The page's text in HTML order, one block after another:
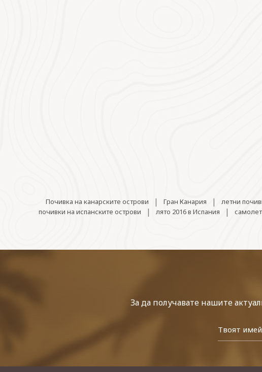
Почивка на канарските острови | Гран Канария | летни
почивки на испанските острови | лято 2016 в Испания |
За да получавате нашите